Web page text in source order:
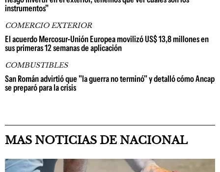
instrumentos"
COMERCIO EXTERIOR
El acuerdo Mercosur-Unión Europea movilizó US$ 13,8 millones en
sus primeras 12 semanas de aplicación
COMBUSTIBLES
San Román advirtió que "la guerra no terminó" y detalló cómo Ancap
se preparó para la crisis
MAS NOTICIAS DE NACIONAL